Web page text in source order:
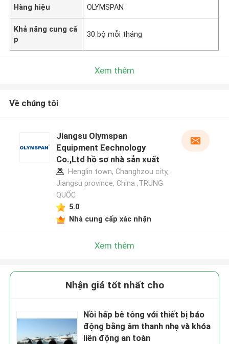
Hàng hiệu OLYMSPAN
Khả năng cung cấ
p
30 bộ mỗi tháng
Xem thêm
Về chúng tôi
Jiangsu Olymspan
Equipment Eechnology
Co.,Ltd hồ sơ nhà sản xuất
Henglin town, Changhzou city,
Jiangsu province, China ,TRUNG
QUỐC
5.0
Nhà cung cấp xác nhận
Xem thêm
Nhận giá tốt nhất cho
Nồi hấp bê tông với thiết bị báo
động bằng âm thanh nhẹ và khóa
liên động an toàn